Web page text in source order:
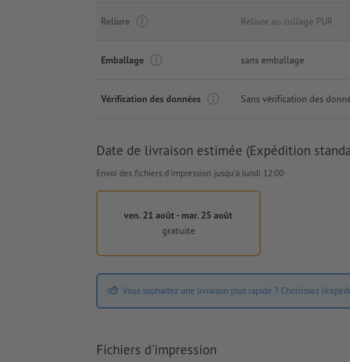
Reliure Reliure au collage PUR
Emballage sans emballage
Vérification des données Sans vérification des
Date de livraison estimée (Expédition
Envoi des fichiers d'impression jusqu'à lundi 12:00
ven. 21 août - mar. 25 août
gratuite
Vous souhaitez une livraison plus rapide ? Choisissez
Fichiers d'impression